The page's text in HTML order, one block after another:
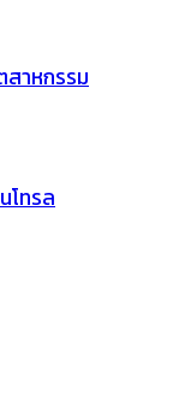
สาหกรรม
โทรล